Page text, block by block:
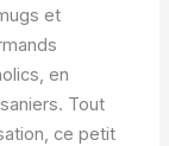
et
en
Tout
ce petit